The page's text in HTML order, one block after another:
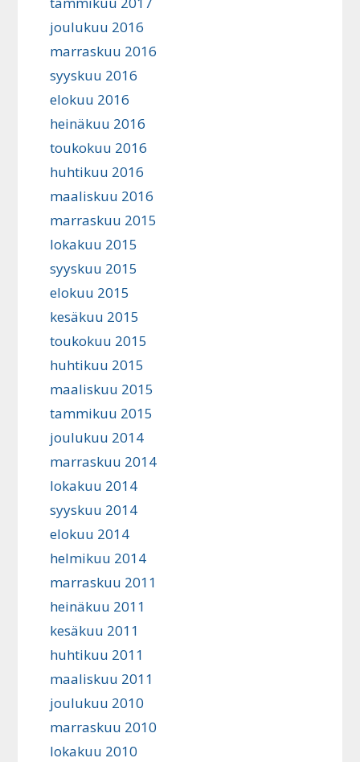
joulukuu 2016
marraskuu 2016
syyskuu 2016
elokuu 2016
heinäkuu 2016
toukokuu 2016
huhtikuu 2016
maaliskuu 2016
marraskuu 2015
lokakuu 2015
syyskuu 2015
elokuu 2015
kesäkuu 2015
toukokuu 2015
huhtikuu 2015
maaliskuu 2015
tammikuu 2015
joulukuu 2014
marraskuu 2014
lokakuu 2014
syyskuu 2014
elokuu 2014
helmikuu 2014
marraskuu 2011
heinäkuu 2011
kesäkuu 2011
huhtikuu 2011
maaliskuu 2011
joulukuu 2010
marraskuu 2010
lokakuu 2010